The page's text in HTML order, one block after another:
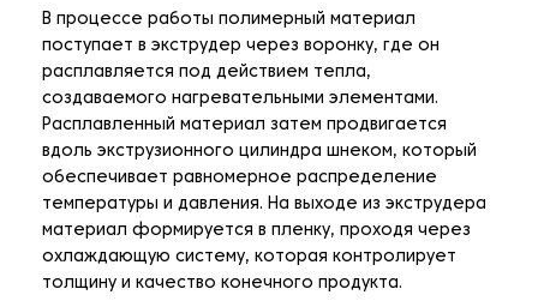
В процессе работы полимерный материал
поступает в экструдер через воронку, где он
расплавляется под действием тепла,
создаваемого нагревательными элементами.
Расплавленный материал затем продвигается
вдоль экструзионного цилиндра шнеком, который
обеспечивает равномерное распределение
температуры и давления. На выходе из экструдера
материал формируется в пленку, проходя через
охлаждающую систему, которая контролирует
толщину и качество конечного продукта.